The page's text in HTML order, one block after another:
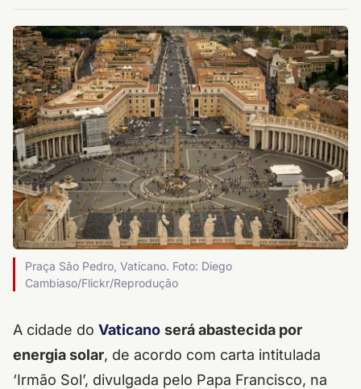
Praça São Pedro, Vaticano. Foto: Diego
Cambiaso/Flickr/Reprodução
A cidade do Vaticano será abastecida por
energia solar, de acordo com carta intitulada
‘Irmão Sol’, divulgada pelo Papa Francisco, na